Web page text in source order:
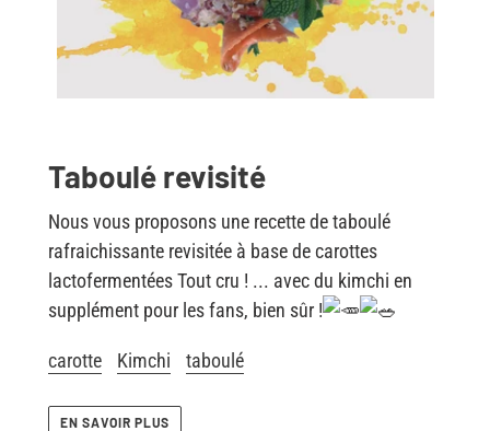
Taboulé revisité
Nousvous proposons une recette de taboulé
rafraichissante revisitée à base de carottes
lactofermentées Tout cru ! ... avec du kimchi en
supplément pour les fans, bien sûr !
carotte Kimchi taboulé
EN SAVOIR PLUS